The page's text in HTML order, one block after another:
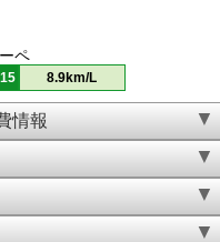
ペ
8.9km/L
情報